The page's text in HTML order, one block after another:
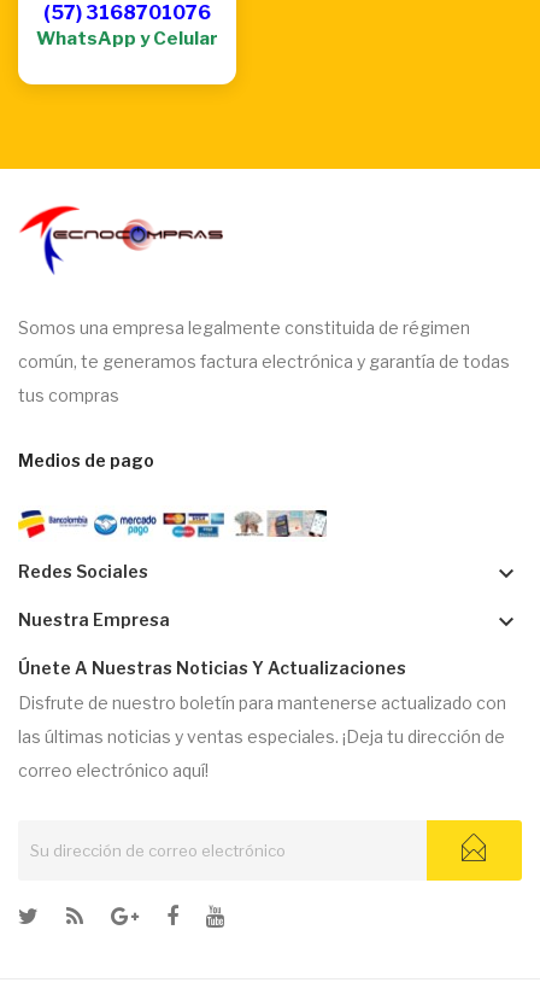
(57) 3168701076
WhatsApp y Celular
Somos una empresa legalmente constituida de régimen
común, te generamos factura electrónica y garantía de todas
tus compras
Medios de pago
Redes Sociales keyboard_arrow_down
Nuestra Empresa keyboard_arrow_down
Únete A Nuestras Noticias Y Actualizaciones
Disfrute de nuestro boletín para mantenerse actualizado con
las últimas noticias y ventas especiales. ¡Deja tu dirección de
correo electrónico aquí!